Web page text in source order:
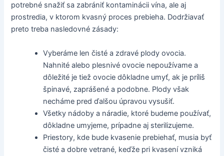
potrebné snažiť sa zabrániť kontaminácii vína, ale aj
prostredia, v ktorom kvasný proces prebieha. Dodržiavať
preto treba nasledovné zásady:
Vyberáme len čisté a zdravé plody ovocia.
Nahnité alebo plesnivé ovocie nepoužívame a
dôležité je tiež ovocie dôkladne umyť, ak je príliš
špinavé, zaprášené a podobne. Plody však
necháme pred ďalšou úpravou vysušiť.
Všetky nádoby a náradie, ktoré budeme používať,
dôkladne umyjeme, prípadne aj sterilizujeme.
Priestory, kde bude kvasenie prebiehať, musia byť
čisté a dobre vetrané, keďže pri kvasení vzniká